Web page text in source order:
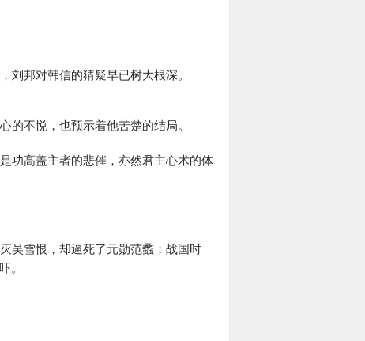
刘邦对韩信的猜疑早已树大根深。
的不悦，也预示着他苦楚的结局。
功高盖主者的悲催，亦然君主心术的体
吴雪恨，却逼死了元勋范蠡；战国时
。